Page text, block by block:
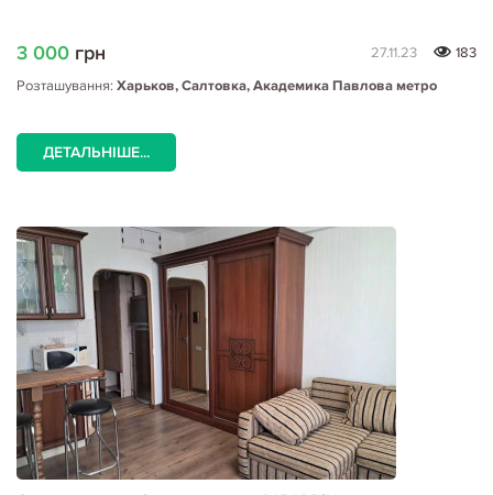
3 000 грн 27.11.23
183
Розташування: Харьков, Салтовка, Академика Павлова метро
ДЕТАЛЬНІШЕ...